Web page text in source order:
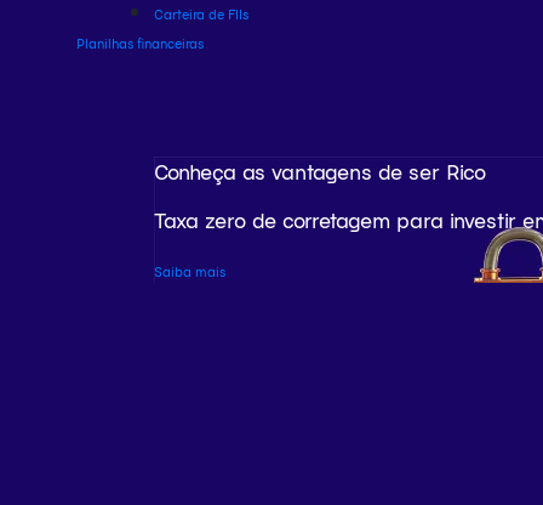
Carteira de FIIs
Planilhas financeiras
Conheça as vantagens de ser Rico
Taxa zero de corretagem para investir
Saiba mais